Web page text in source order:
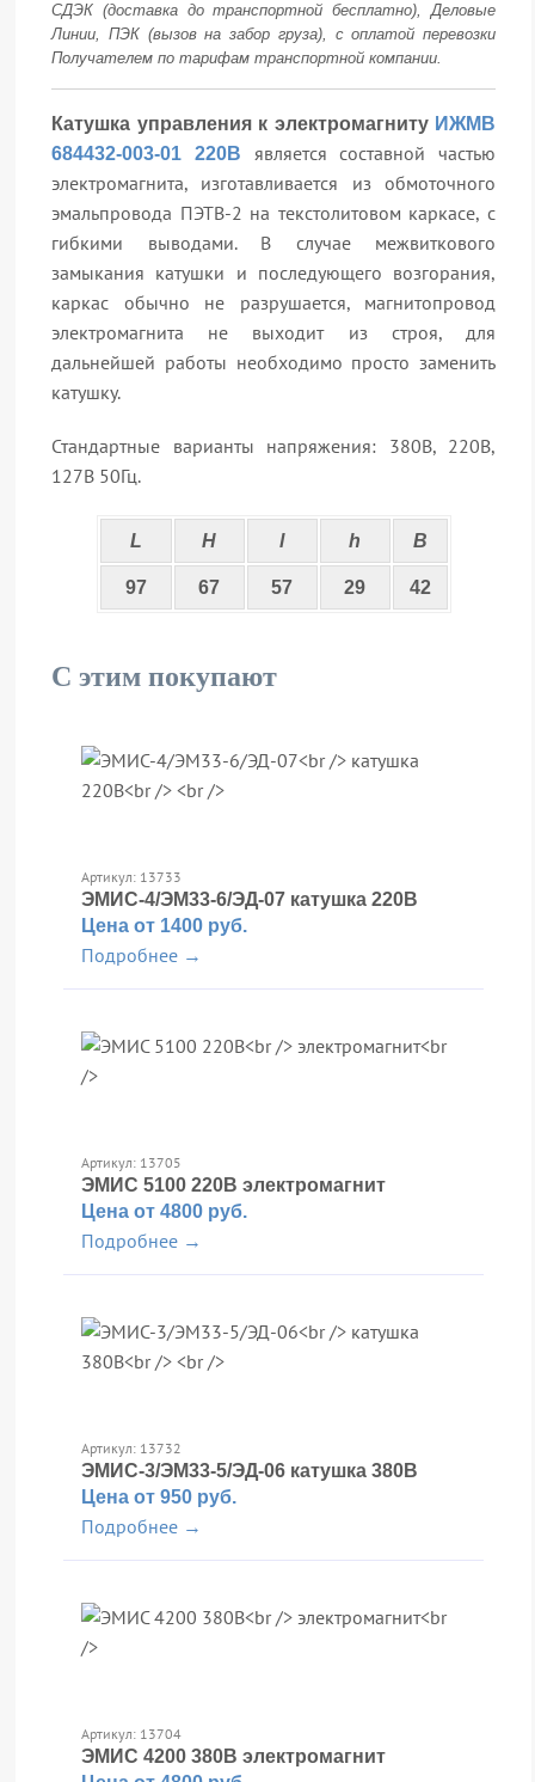
СДЭК (доставка до транспортной бесплатно), Деловые
Линии, ПЭК (вызов на забор груза), с оплатой перевозки
Получателем по тарифам транспортной компании.
Катушка управления к электромагниту ИЖМВ
684432-003-01 220В
является составной частью
электромагнита, изготавливается из обмоточного
эмальпровода ПЭТВ-2 на текстолитовом каркасе, с
гибкими выводами. В случае межвиткового
замыкания катушки и последующего возгорания,
каркас обычно не разрушается, магнитопровод
электромагнита не выходит из строя, для
дальнейшей работы необходимо просто заменить
катушку.
Стандартные варианты напряжения: 380В, 220В,
127В 50Гц.
L H l h B
97 67 57 29 42
С этим покупают
Артикул: 13733
ЭМИС-4/ЭМ33-6/ЭД-07 катушка 220В
Цена от 1400 руб.
Подробнее →
Артикул: 13705
ЭМИС 5100 220В электромагнит
Цена от 4800 руб.
Подробнее →
Артикул: 13732
ЭМИС-3/ЭМ33-5/ЭД-06 катушка 380В
Цена от 950 руб.
Подробнее →
Артикул: 13704
ЭМИС 4200 380В электромагнит